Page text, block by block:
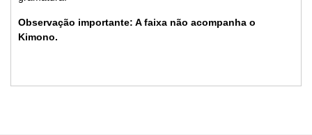
Observação importante: A faixa não acompanha o
Kimono.